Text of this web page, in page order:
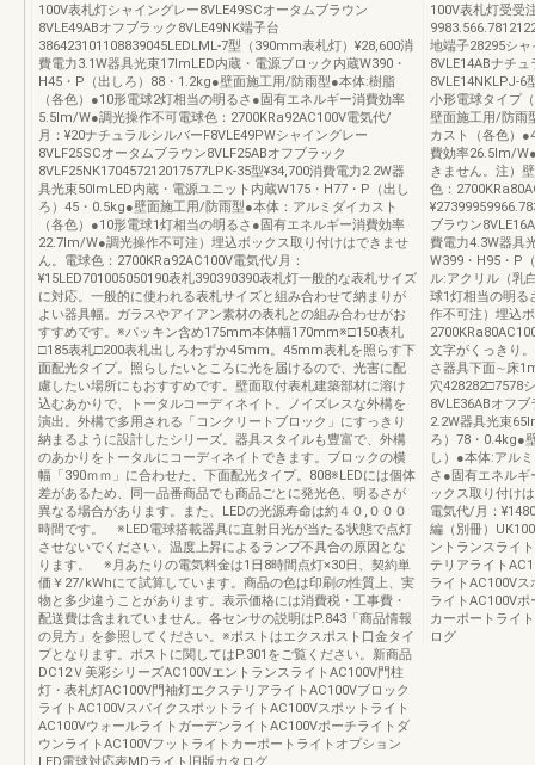
100V表札灯シャイングレー8VLE49SCオータムブラウン
8VLE49ABオフブラック8VLE49NK端子台
386423101108839045LEDLML-7型（390mm表札灯）¥28,600消
費電力3.1W器具光束17lmLED内蔵・電源ブロック内蔵W390・
H45・P（出しろ）88・1.2kg●壁面施工用/防雨型●本体:樹脂
（各色）●10形電球2灯相当の明るさ●固有エネルギー消費効率
5.5lm/W●調光操作不可電球色：2700KRa92AC100V電気代/
月：¥20ナチュラルシルバーF8VLE49PWシャイングレー
8VLF25SCオータムブラウン8VLF25ABオフブラック
8VLF25NK170457212017577LPK-35型¥34,700消費電力2.2W器
具光束50lmLED内蔵・電源ユニット内蔵W175・H77・P（出し
ろ）45・0.5kg●壁面施工用/防雨型●本体：アルミダイカスト
（各色）●10形電球1灯相当の明るさ●固有エネルギー消費効率
22.7lm/W●調光操作不可注）埋込ボックス取り付けはできませ
ん。電球色：2700KRa92AC100V電気代/月：
¥15LED701005050190表札390390390表札灯一般的な表札サイズ
に対応。一般的に使われる表札サイズと組み合わせて納まりが
よい器具幅。ガラスやアイアン素材の表札との組み合わせがお
すすめです。※パッキン含め175mm本体幅170mm※□150表札
□185表札□200表札出しろわずか45mm。45mm表札を照らす下
面配光タイプ。照らしたいところに光を届けるので、光害に配
慮したい場所にもおすすめです。壁面取付表札建築部材に溶け
込むあかりで、トータルコーディネイト。ノイズレスな外構を
演出。外構で多用される「コンクリートブロック」にすっきり
納まるように設計したシリーズ。器具スタイルも豊富で、外構
のあかりをトータルにコーディネイトできます。ブロックの横
幅「390ｍｍ」に合わせた、下面配光タイプ。808※LEDには個体
差があるため、同一品番商品でも商品ごとに発光色、明るさが
異なる場合があります。また、LEDの光源寿命は約４０,０００
時間です。 ※LED電球搭載器具に直射日光が当たる状態で点灯
させないでください。温度上昇によるランプ不具合の原因とな
ります。 ※月あたりの電気料金は1日8時間点灯×30日、契約単
価￥27/kWhにて試算しています。商品の色は印刷の性質上、実
物と多少違うことがあります。表示価格には消費税・工事費・
配送費は含まれていません。各センサの説明はP.843「商品情報
の見方」を参照してください。※ポストはエクスポスト口金タイ
プとなります。ポストに関してはP.301をご覧ください。新商品
DC12Ｖ美彩シリーズAC100VエントランスライトAC100V門柱
灯・表札灯AC100V門袖灯エクステリアライトAC100Vブロック
ライトAC100VスパイクスポットライトAC100Vスポットライト
AC100VウォールライトガーデンライトAC100Vポーチライトダ
ウンライトAC100Vフットライトカーポートライトオプション
LED電球対応表MDライト旧版カタログ
100V表札灯受受
地端子28295シ
8VLE14ABナチ
8VLE14NKLPJ-6
小形電球タイプ
壁面施工用/防雨
カスト（各色）
費効率26.5lm/
きません。注）
色：
ブラウン
費電力4.3W器具
W399・H95・P
ル:アクリル（乳
球1灯相当の明
作不可注）埋込
文字がくっきり
さ器具下面∼床
穴428282□7578
8VLE36ABオフ
2.2W器具光束
ろ）78・0.4kg●
し）●本体:アル
さ●固有エネル
ックス取り付け
電気代/月：
編（別冊）
ントランスライ
テリアライト
ライトAC100V
ライトAC100V
カーポートライ
ログ